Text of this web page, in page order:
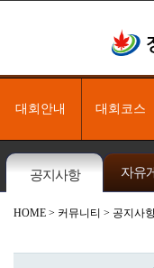
대회안내 대회코스
공지사항 자유
HOME > 커뮤니티 > 공지사